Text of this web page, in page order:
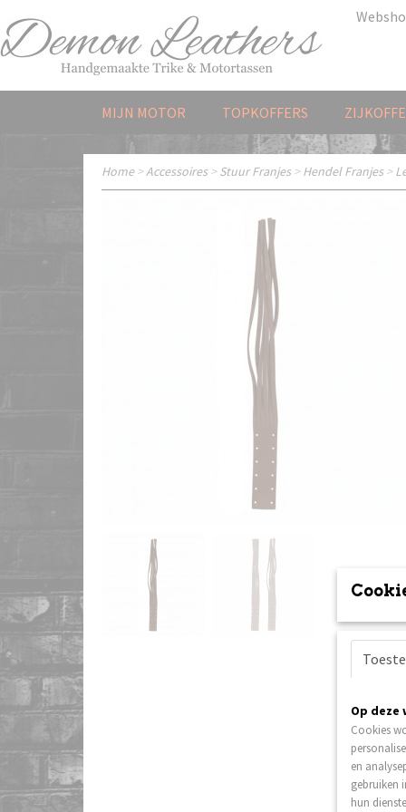
MIJN MOTOR TOPKOFFERS
Home>Accessoires>Stuur Franjes>Hendel Franjes>
Op
Cookies
en
gebruiken
hun